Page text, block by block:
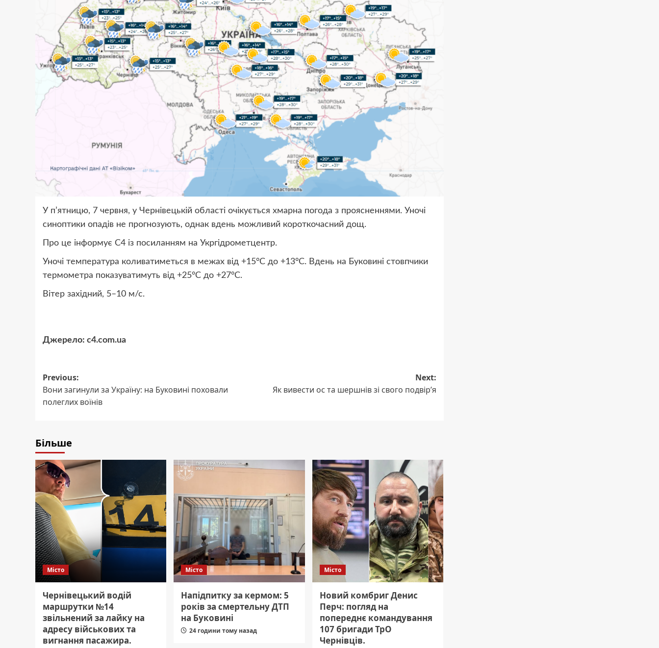
У п’ятницю, 7 червня, у Чернівецькій області очікується хмарна погода з проясненнями. Уночі
синоптики опадів не прогнозують, однак вдень можливий короткочасний дощ.
Про це інформує С4 із посиланням на Укргідрометцентр.
Уночі температура коливатиметься в межах від +15°С до +13°С. Вдень на Буковині стовпчики
термометра показуватимуть від +25°С до +27°С.
Вітер західний, 5–10 м/с.
Джерело: c4.com.ua
Post
navigation
Previous:
Вони загинули за Україну: на Буковині поховали
полеглих воїнів
Next:
Як вивести ос та шершнів зі свого подвір’я
Більше
Місто
Чернівецький водій
маршрутки №14
звільнений за лайку на
адресу військових та
вигнання пасажира.
Місто
Напідпитку за кермом: 5
років за смертельну ДТП
на Буковині
24 години тому назад
Місто
Новий комбриг Денис
Перч: погляд на
попереднє командування
107 бригади ТрО
Чернівців.